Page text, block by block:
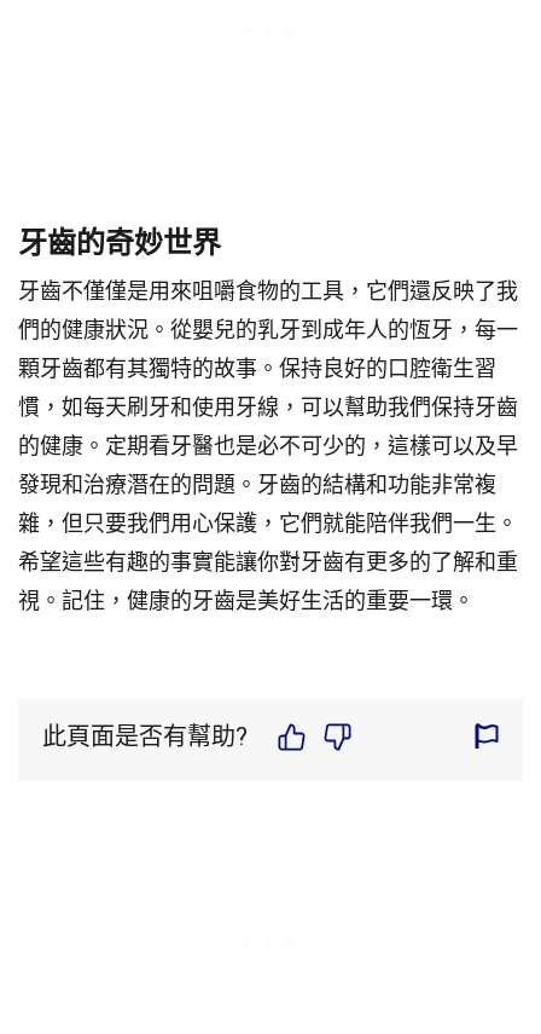
牙齒的奇妙世界
牙齒不僅僅是用來咀嚼食物的工具，它們還反映了我
們的健康狀況。從嬰兒的乳牙到成年人的恆牙，每一
顆牙齒都有其獨特的故事。保持良好的口腔衛生習
慣，如每天刷牙和使用牙線，可以幫助我們保持牙齒
的健康。定期看牙醫也是必不可少的，這樣可以及早
發現和治療潛在的問題。牙齒的結構和功能非常複
雜，但只要我們用心保護，它們就能陪伴我們一生。
希望這些有趣的事實能讓你對牙齒有更多的了解和重
視。記住，健康的牙齒是美好生活的重要一環。
此頁面是否有幫助?